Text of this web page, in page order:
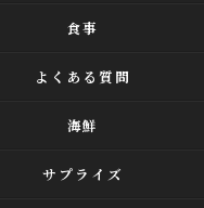
食事
よくある質問
海鮮
サプライズ